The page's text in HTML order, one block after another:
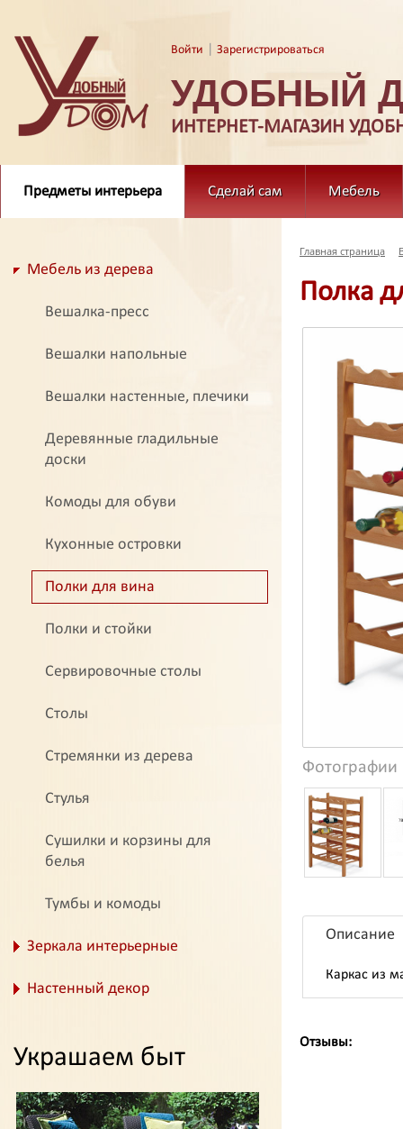
Войти Зарегистрироваться
УДОБНЫЙ
ИНТЕРНЕТ-МАГАЗИН
Предметы интерьера Сделай сам Мебель
Мебель из дерева
Вешалка-пресс
Вешалки напольные
Вешалки настенные, плечики
Деревянные гладильные
доски
Комоды для обуви
Кухонные островки
Полки для вина
Полки и стойки
Сервировочные столы
Столы
Стремянки из дерева
Стулья
Сушилки и корзины для
белья
Тумбы и комоды
Зеркала интерьерные
Настенный декор
Украшаем быт
Главная страница
Полка
Фотографии
Описание
Каркас из
Отзывы: